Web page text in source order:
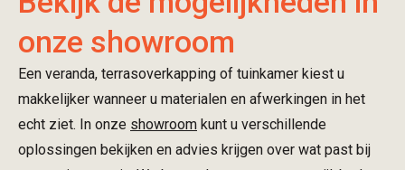
onze showroom
Een veranda, terrasoverkapping of tuinkamer kiest u
makkelijker wanneer u materialen en afwerkingen in het
echt ziet. In onze showroom kunt u verschillende
oplossingen bekijken en advies krijgen over wat past bij